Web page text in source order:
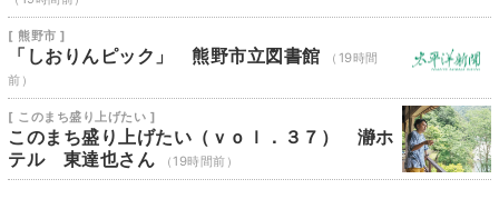
[ 熊野市 ]
「しおりんピック」 熊野市立図書館
（19時間
前）
[ このまち盛り上げたい ]
このまち盛り上げたい（ｖｏｌ．３７） 瀞ホ
テル 東達也さん
（19時間前）